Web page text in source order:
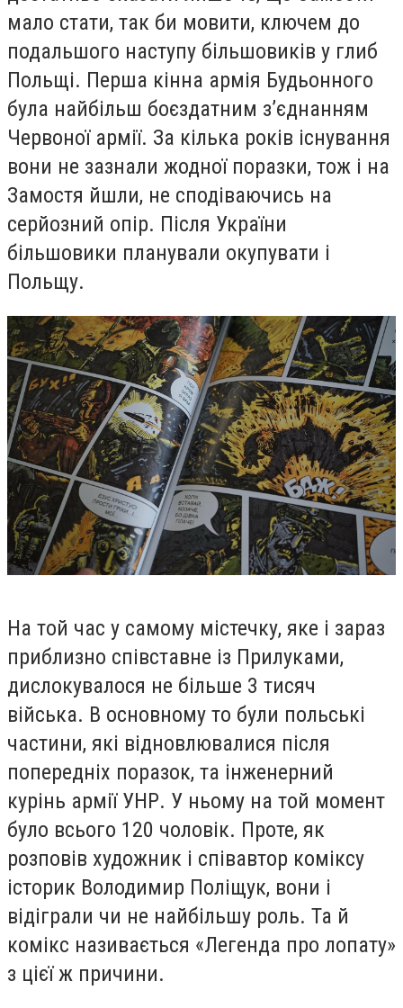
мало стати, так би мовити, ключем до
подальшого наступу більшовиків у глиб
Польщі. Перша кінна армія Будьонного
була найбільш боєздатним з’єднанням
Червоної армії. За кілька років існування
вони не зазнали жодної поразки, тож і на
Замостя йшли, не сподіваючись на
серйозний опір. Після України
більшовики планували окупувати і
Польщу.
На той час у самому містечку, яке і зараз
приблизно співставне із Прилуками,
дислокувалося не більше 3 тисяч
війська. В основному то були польські
частини, які відновлювалися після
попередніх поразок, та інженерний
курінь армії УНР. У ньому на той момент
було всього 120 чоловік. Проте, як
розповів художник і співавтор коміксу
історик Володимир Поліщук, вони і
відіграли чи не найбільшу роль. Та й
комікс називається «Легенда про лопату»
з цієї ж причини.